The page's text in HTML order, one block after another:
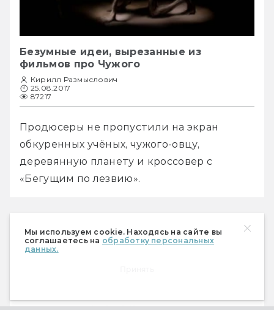
Мы используем cookie. Находясь на сайте вы
соглашаетесь на обработку персональных
данных.
Безумные идеи, вырезанные из
фильмов про Чужого
Кирилл Размыслович
25.08.2017
87217
Продюсеры не пропустили на экран
обкуренных учёных, чужого-овцу,
деревянную планету и кроссовер с
«Бегущим по лезвию».
Форрест Гамп 2